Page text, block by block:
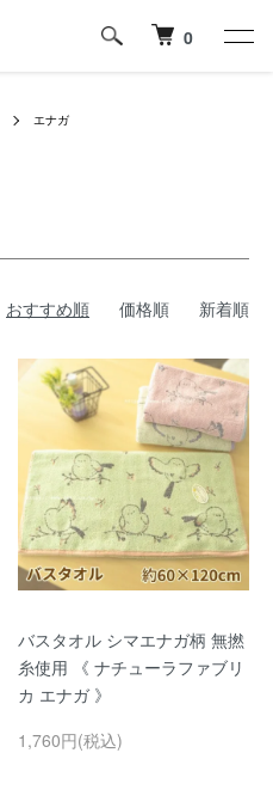
0
エナガ
おすすめ順 価格順 新着順
バスタオル シマエナガ柄 無撚
糸使用 《 ナチューラファブリ
カ エナガ 》
1,760円(税込)